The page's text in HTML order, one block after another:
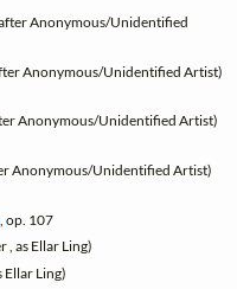
Anonymous/Unidentified
Anonymous/Unidentified Artist)
Anonymous/Unidentified Artist)
Anonymous/Unidentified Artist)
, op. 107
, as Ellar Ling)
Ellar Ling)